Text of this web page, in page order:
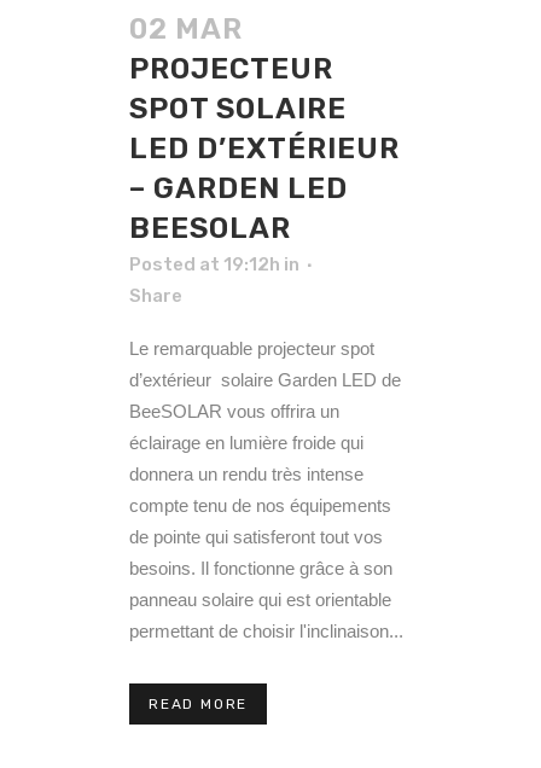
02 MAR
PROJECTEUR
SPOT SOLAIRE
LED D’EXTÉRIEUR
– GARDEN LED
BEESOLAR
Posted at 19:12h in
Share
Le remarquable projecteur spot
d’extérieur solaire Garden LED de
BeeSOLAR vous offrira un
éclairage en lumière froide qui
donnera un rendu très intense
compte tenu de nos équipements
de pointe qui satisferont tout vos
besoins. Il fonctionne grâce à son
panneau solaire qui est orientable
permettant de choisir l'inclinaison...
READ MORE